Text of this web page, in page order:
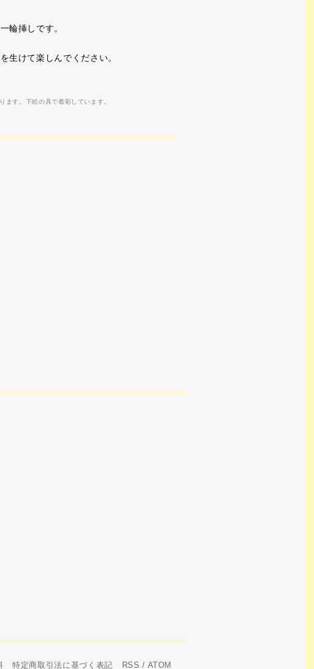
輪挿しです。
生けて楽しんでください。
ます。下絵の具で着彩しています。
特定商取引法に基づく表記 RSS / ATOM